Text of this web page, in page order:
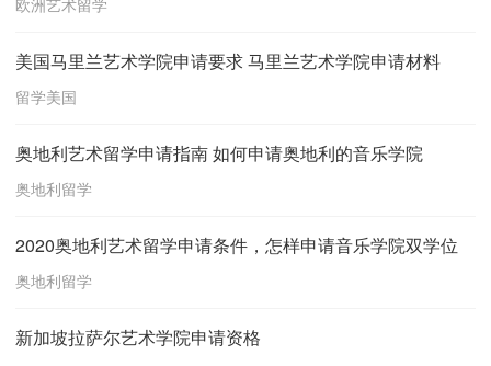
欧洲艺术留学
美国马里兰艺术学院申请要求 马里兰艺术学院申请材料
留学美国
奥地利艺术留学申请指南 如何申请奥地利的音乐学院
奥地利留学
2020奥地利艺术留学申请条件，怎样申请音乐学院双学位
奥地利留学
新加坡拉萨尔艺术学院申请资格